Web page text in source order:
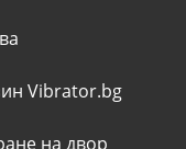
Vibrator.bg
на двор